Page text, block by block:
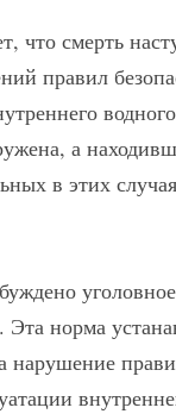
что смерть
правил
а
в этих
норма
нарушение